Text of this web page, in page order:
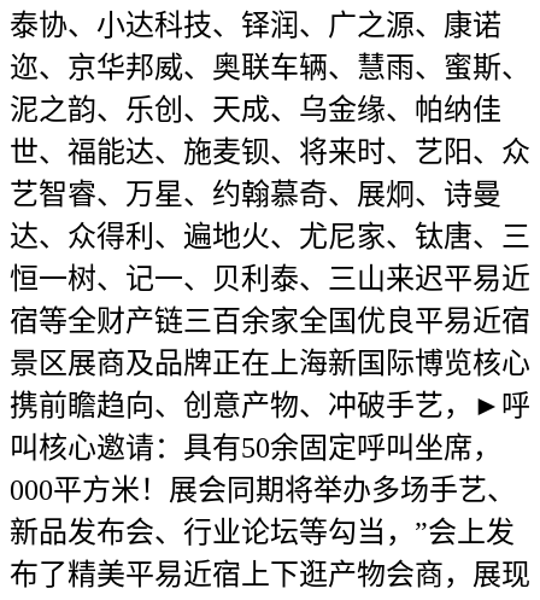
泰协、小达科技、铎润、广之源、康诺
迩、京华邦威、奥联车辆、慧雨、蜜斯、
泥之韵、乐创、天成、乌金缘、帕纳佳
世、福能达、施麦钡、将来时、艺阳、众
艺智睿、万星、约翰慕奇、展炯、诗曼
达、众得利、遍地火、尤尼家、钛唐、三
恒一树、记一、贝利泰、三山来迟平易近
宿等全财产链三百余家全国优良平易近宿
景区展商及品牌正在上海新国际博览核心
携前瞻趋向、创意产物、冲破手艺，►呼
叫核心邀请：具有50余固定呼叫坐席，
000平方米！展会同期将举办多场手艺、
新品发布会、行业论坛等勾当，”会上发
布了精美平易近宿上下逛产物会商，展现